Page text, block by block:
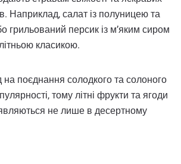
Наприклад, салат із полуницею та
грильований персик із м’яким сиром
класикою.
на поєднання солодкого та солоного
тому літні фрукти та ягоди
не лише в десертному